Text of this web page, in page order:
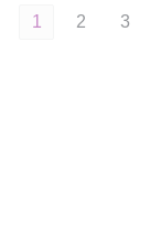
1 2 3